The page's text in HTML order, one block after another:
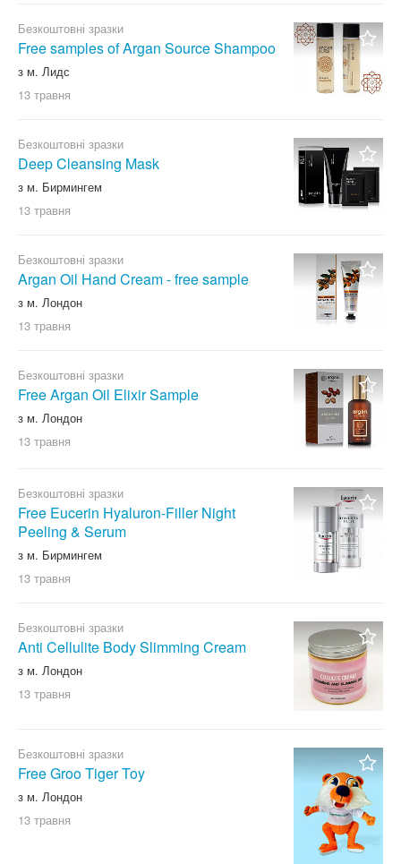
Безкоштовні зразки
Free samples of Argan Source Shampoo
з м. Лидс
13 травня
Безкоштовні зразки
Deep Cleansing Mask
з м. Бирмингем
13 травня
Безкоштовні зразки
Argan Oil Hand Cream - free sample
з м. Лондон
13 травня
Безкоштовні зразки
Free Argan Oil Elixir Sample
з м. Лондон
13 травня
Безкоштовні зразки
Free Eucerin Hyaluron-Filler Night
Peeling & Serum
з м. Бирмингем
13 травня
Безкоштовні зразки
Anti Cellulite Body Slimming Cream
з м. Лондон
13 травня
Безкоштовні зразки
Free Groo Tiger Toy
з м. Лондон
13 травня